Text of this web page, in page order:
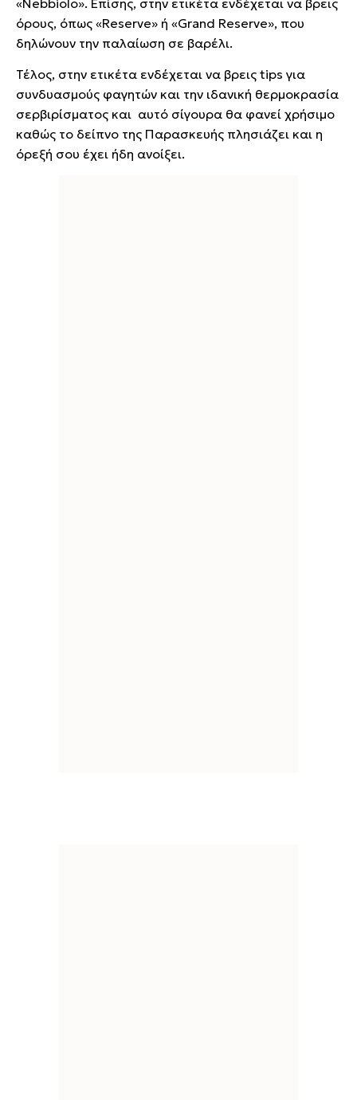
«Νebbiolo». Επίσης, στην ετικέτα ενδέχεται να βρεις
όρους, όπως «Reserve» ή «Grand Reserve», που
δηλώνουν την παλαίωση σε βαρέλι.
Τέλος, στην ετικέτα ενδέχεται να βρεις tips για
συνδυασμούς φαγητών και την ιδανική θερμοκρασία
σερβιρίσματος και αυτό σίγουρα θα φανεί χρήσιμο
καθώς το δείπνο της Παρασκευής πλησιάζει και η
όρεξή σου έχει ήδη ανοίξει.